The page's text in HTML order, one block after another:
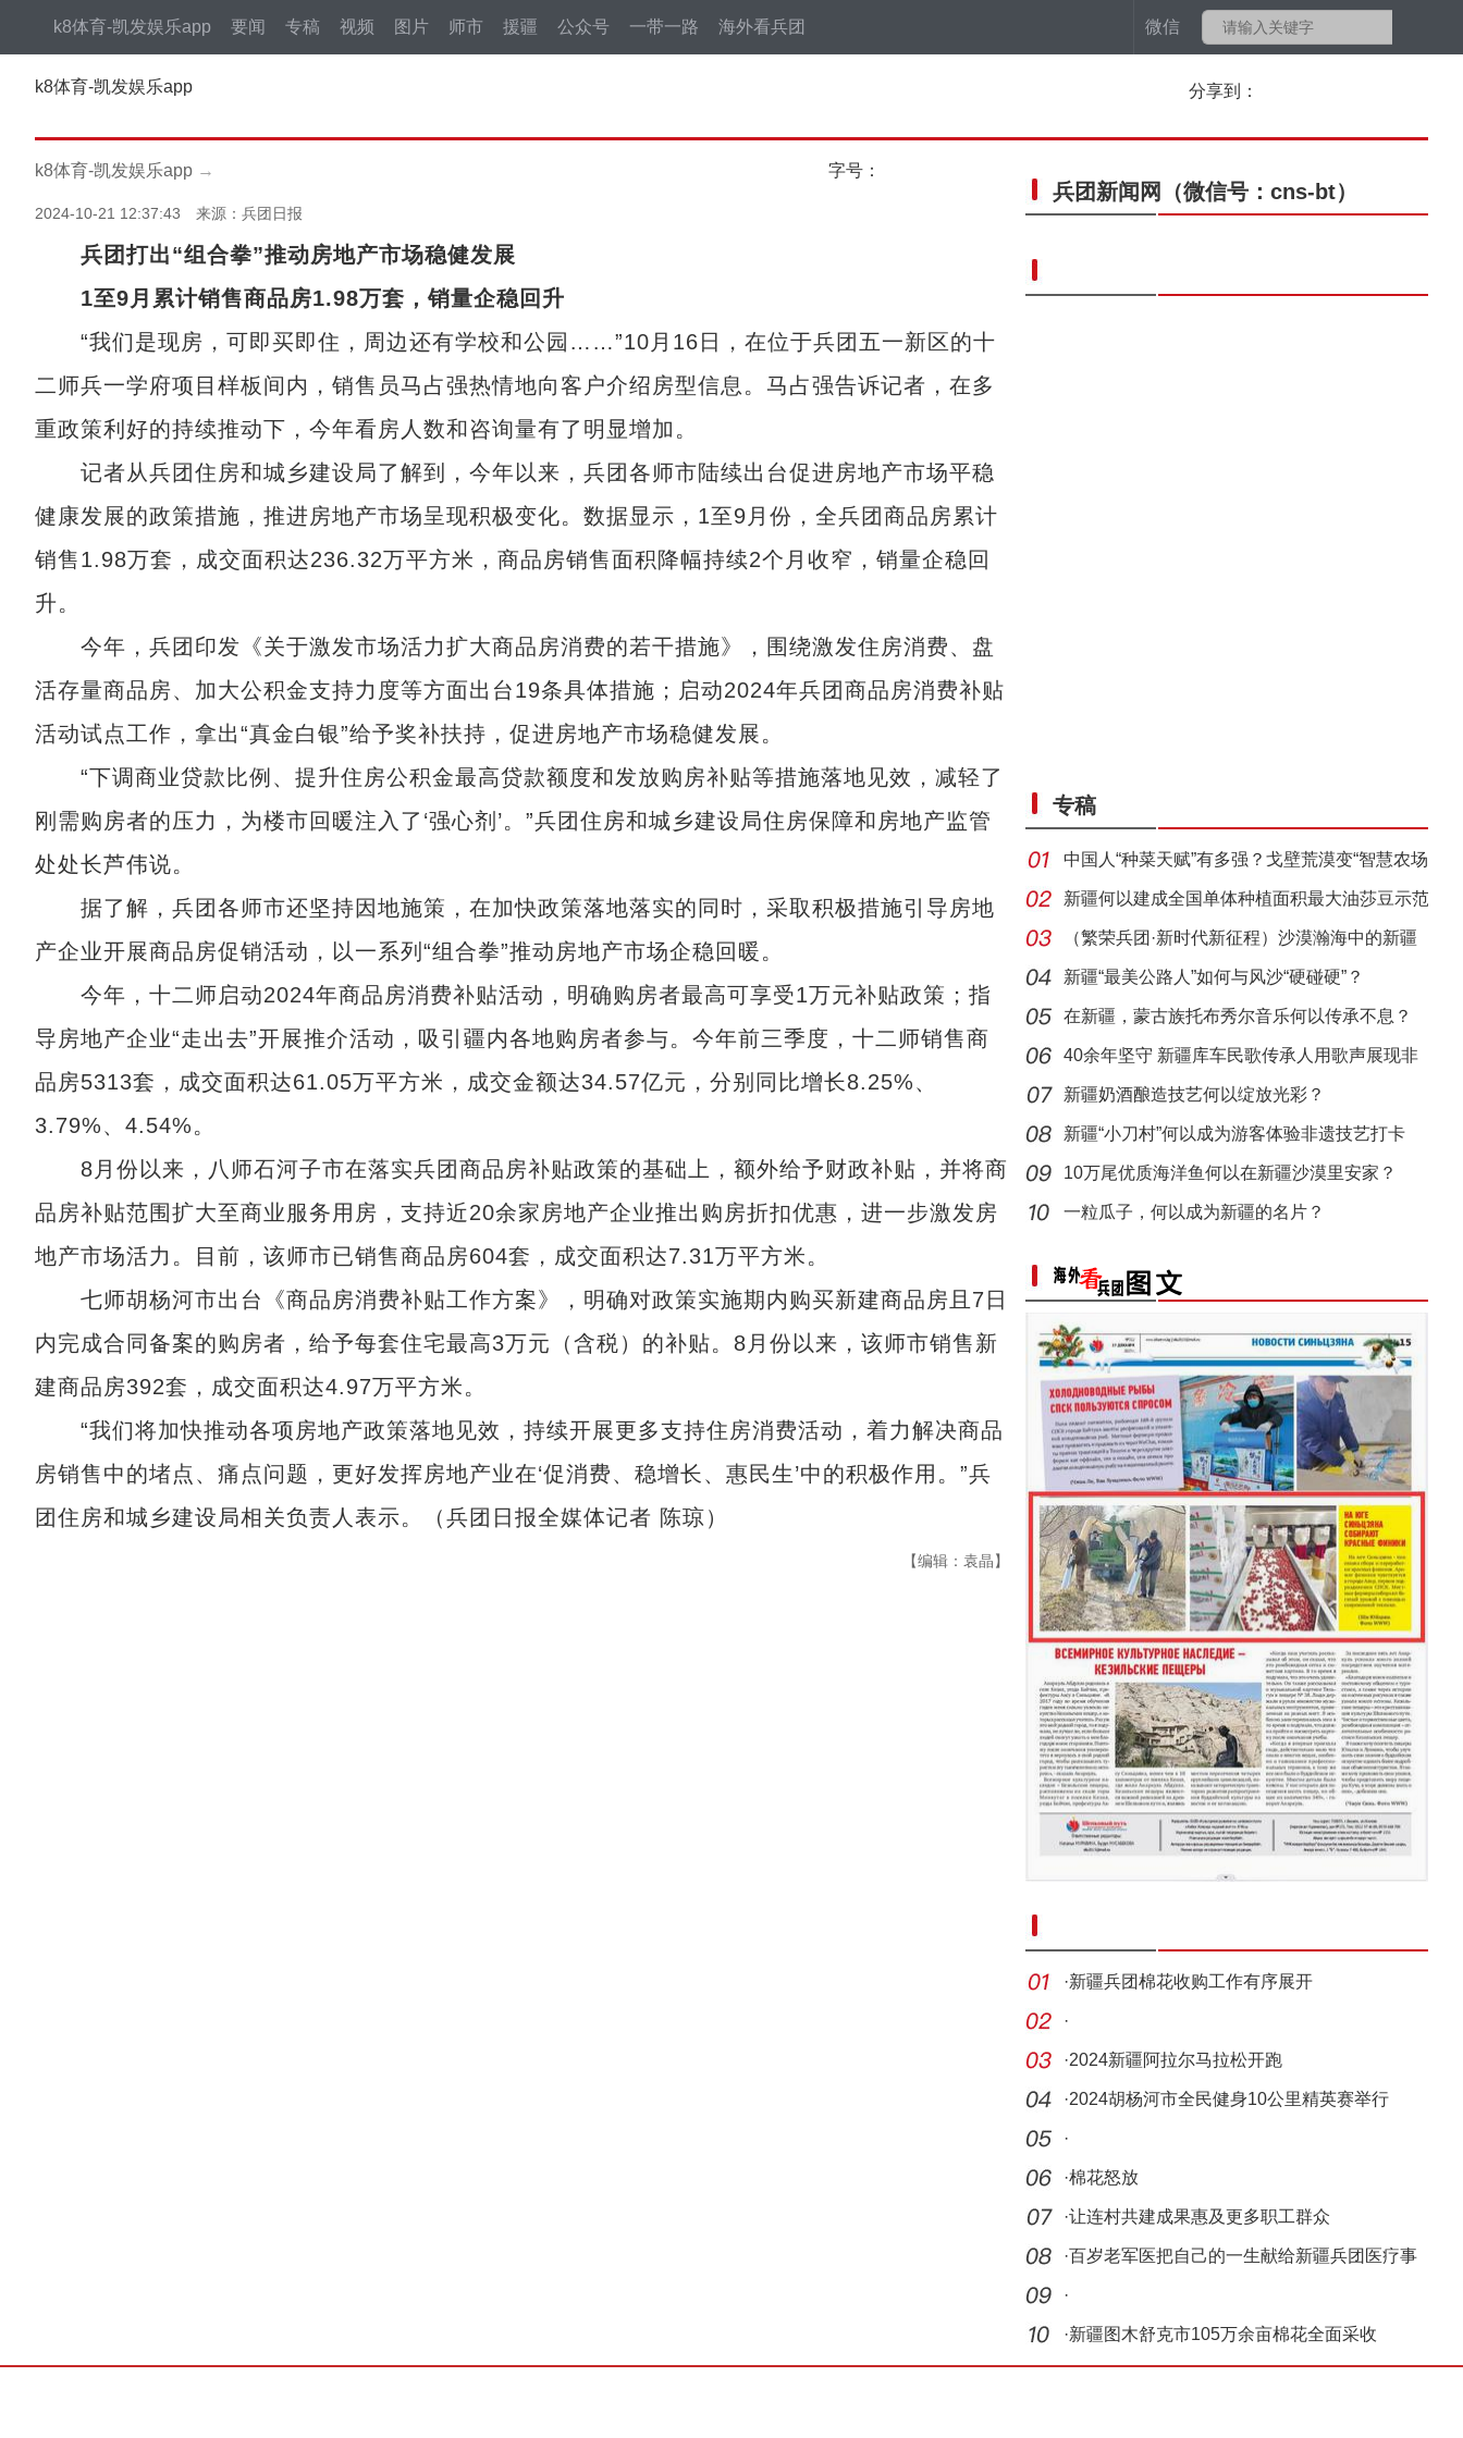
微信
k8体育-凯发娱乐app 要闻 专稿 视频 图片 师市 援疆 公众号 一带一路 海外看兵团
k8体育-凯发娱乐app 分享到：
k8体育-凯发娱乐app → 字号：
2024-10-21 12:37:43 来源：兵团日报
兵团打出“组合拳”推动房地产市场稳健发展
1至9月累计销售商品房1.98万套，销量企稳回升
“我们是现房，可即买即住，周边还有学校和公园……”10月16日，在位于兵团五一新区的十
二师兵一学府项目样板间内，销售员马占强热情地向客户介绍房型信息。马占强告诉记者，在多
重政策利好的持续推动下，今年看房人数和咨询量有了明显增加。
记者从兵团住房和城乡建设局了解到，今年以来，兵团各师市陆续出台促进房地产市场平稳
健康发展的政策措施，推进房地产市场呈现积极变化。数据显示，1至9月份，全兵团商品房累计
销售1.98万套，成交面积达236.32万平方米，商品房销售面积降幅持续2个月收窄，销量企稳回
升。
今年，兵团印发《关于激发市场活力扩大商品房消费的若干措施》，围绕激发住房消费、盘
活存量商品房、加大公积金支持力度等方面出台19条具体措施；启动2024年兵团商品房消费补贴
活动试点工作，拿出“真金白银”给予奖补扶持，促进房地产市场稳健发展。
“下调商业贷款比例、提升住房公积金最高贷款额度和发放购房补贴等措施落地见效，减轻了
刚需购房者的压力，为楼市回暖注入了‘强心剂’。”兵团住房和城乡建设局住房保障和房地产监管
处处长芦伟说。
据了解，兵团各师市还坚持因地施策，在加快政策落地落实的同时，采取积极措施引导房地
产企业开展商品房促销活动，以一系列“组合拳”推动房地产市场企稳回暖。
今年，十二师启动2024年商品房消费补贴活动，明确购房者最高可享受1万元补贴政策；指
导房地产企业“走出去”开展推介活动，吸引疆内各地购房者参与。今年前三季度，十二师销售商
品房5313套，成交面积达61.05万平方米，成交金额达34.57亿元，分别同比增长8.25%、
3.79%、4.54%。
8月份以来，八师石河子市在落实兵团商品房补贴政策的基础上，额外给予财政补贴，并将商
品房补贴范围扩大至商业服务用房，支持近20余家房地产企业推出购房折扣优惠，进一步激发房
地产市场活力。目前，该师市已销售商品房604套，成交面积达7.31万平方米。
七师胡杨河市出台《商品房消费补贴工作方案》，明确对政策实施期内购买新建商品房且7日
内完成合同备案的购房者，给予每套住宅最高3万元（含税）的补贴。8月份以来，该师市销售新
建商品房392套，成交面积达4.97万平方米。
“我们将加快推动各项房地产政策落地见效，持续开展更多支持住房消费活动，着力解决商品
房销售中的堵点、痛点问题，更好发挥房地产业在‘促消费、稳增长、惠民生’中的积极作用。”兵
团住房和城乡建设局相关负责人表示。（兵团日报全媒体记者 陈琼）
【编辑：袁晶】
兵团新闻网 （微信号：cns-bt）
专稿
中国人“种菜天赋”有多强？戈壁荒漠变“智慧农场
新疆何以建成全国单体种植面积最大油莎豆示范
基地
（繁荣兵团·新时代新征程）沙漠瀚海中的新疆
兵团
新疆“最美公路人”如何与风沙“硬碰硬”？
在新疆，蒙古族托布秀尔音乐何以传承不息？
40余年坚守 新疆库车民歌传承人用歌声展现非
遗魅力
新疆奶酒酿造技艺何以绽放光彩？
新疆“小刀村”何以成为游客体验非遗技艺打卡
地？
10万尾优质海洋鱼何以在新疆沙漠里安家？
一粒瓜子，何以成为新疆的名片？
·新疆兵团棉花收购工作有序展开
·
·2024新疆阿拉尔马拉松开跑
·2024胡杨河市全民健身10公里精英赛举行
·
·棉花怒放
·让连村共建成果惠及更多职工群众
·百岁老军医把自己的一生献给新疆兵团医疗事
业
·
·新疆图木舒克市105万余亩棉花全面采收